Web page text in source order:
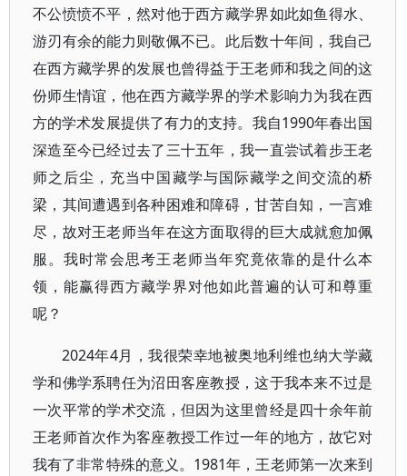
不公愤愤不平，然对他于西方藏学界如此如鱼得水、
游刃有余的能力则敬佩不已。此后数十年间，我自己
在西方藏学界的发展也曾得益于王老师和我之间的这
份师生情谊，他在西方藏学界的学术影响力为我在西
方的学术发展提供了有力的支持。我自1990年春出国
深造至今已经过去了三十五年，我一直尝试着步王老
师之后尘，充当中国藏学与国际藏学之间交流的桥
梁，其间遭遇到各种困难和障碍，甘苦自知，一言难
尽，故对王老师当年在这方面取得的巨大成就愈加佩
服。我时常会思考王老师当年究竟依靠的是什么本
领，能赢得西方藏学界对他如此普遍的认可和尊重
呢？
2024年4月，我很荣幸地被奥地利维也纳大学藏
学和佛学系聘任为沼田客座教授，这于我本来不过是
一次平常的学术交流，但因为这里曾经是四十余年前
王老师首次作为客座教授工作过一年的地方，故它对
我有了非常特殊的意义。1981年，王老师第一次来到